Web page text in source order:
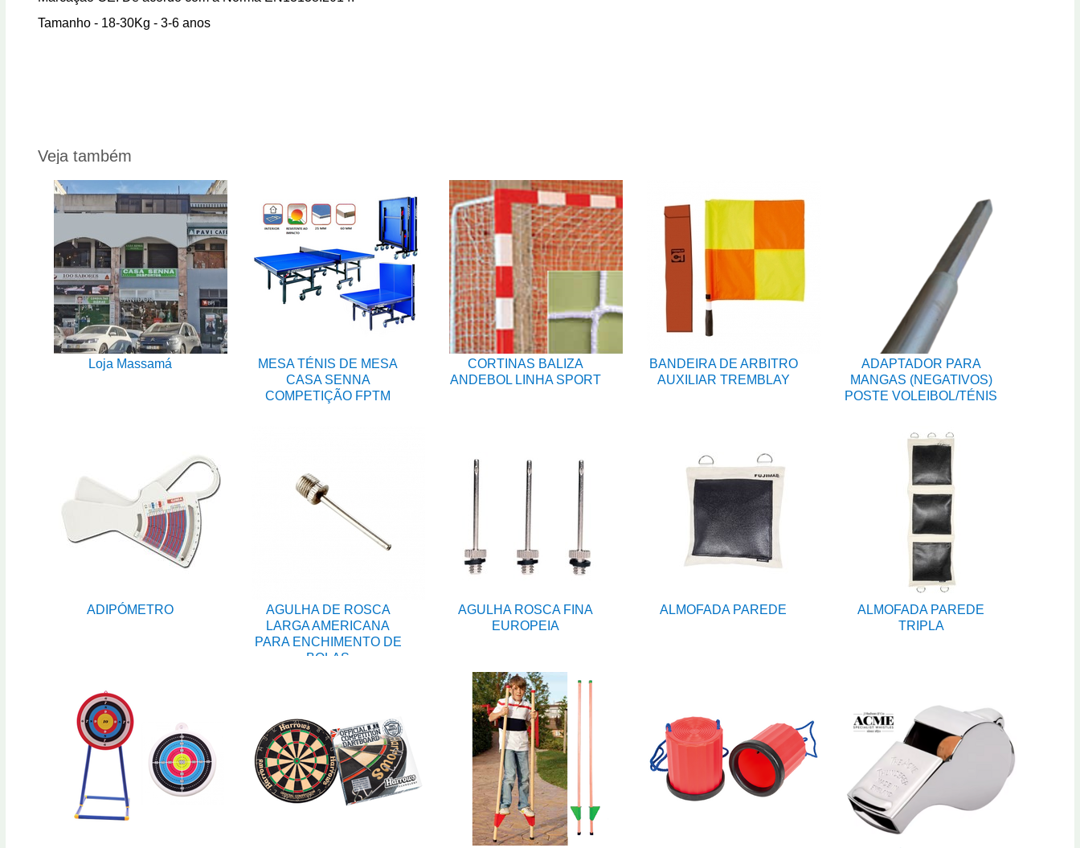
Tamanho - 18-30Kg - 3-6 anos
Veja também
Loja Massamá
MESA TÉNIS DE MESA
CASA SENNA
COMPETIÇÃO FPTM
CORTINAS BALIZA
ANDEBOL LINHA SPORT
BANDEIRA DE ARBITRO
AUXILIAR TREMBLAY
ADAPTADOR PARA
MANGAS (NEGATIVOS)
POSTE VOLEIBOL/TÉNIS
ADIPÓMETRO
AGULHA DE ROSCA
LARGA AMERICANA
PARA ENCHIMENTO DE
BOLAS
AGULHA ROSCA FINA
EUROPEIA
ALMOFADA PAREDE
ALMOFADA PAREDE
TRIPLA